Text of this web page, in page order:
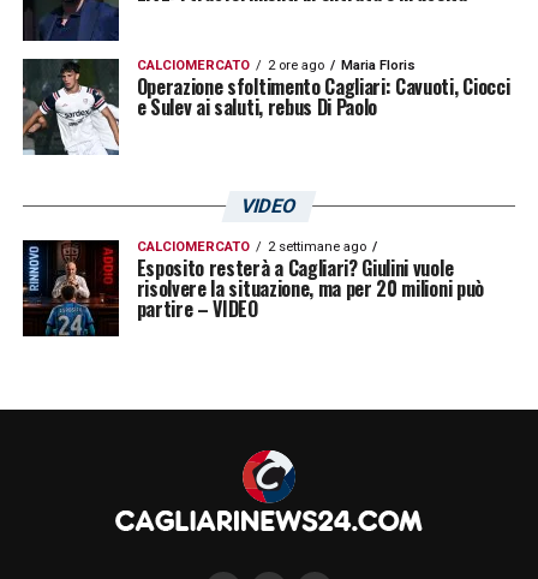
CALCIOMERCATO 2 ore ago Maria Floris
Operazione sfoltimento Cagliari: Cavuoti, Ciocci
e Sulev ai saluti, rebus Di Paolo
VIDEO
CALCIOMERCATO 2 settimane ago
Esposito resterà a Cagliari? Giulini vuole
risolvere la situazione, ma per 20 milioni può
partire – VIDEO